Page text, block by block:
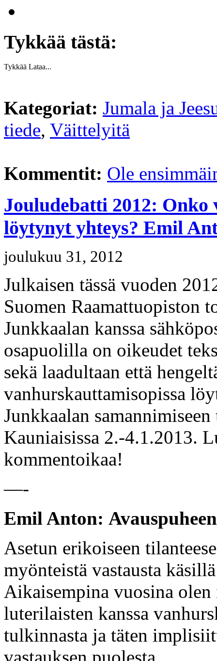
Tykkää tästä:
Tykkää Lataa...
Kategoriat: Jumala ja
tiede, Väittelyitä
Kommentit: Ole
Jouludebatti 2012: Onko
löytynyt yhteys? Emil
joulukuu 31, 2012
Julkaisen tässä vuoden
Suomen Raamattuopiston
Junkkaalan kanssa
osapuolilla on oikeudet
sekä laadultaan että
vanhurskauttamisopissa
Junkkaalan
Kauniaisissa 2.-4.1.2013.
kommentoikaa!
—-
Emil Anton:
Asetun erikoiseen
myönteistä vastausta
Aikaisempina vuosina
luterilaisten kanssa
tulkinnasta ja täten